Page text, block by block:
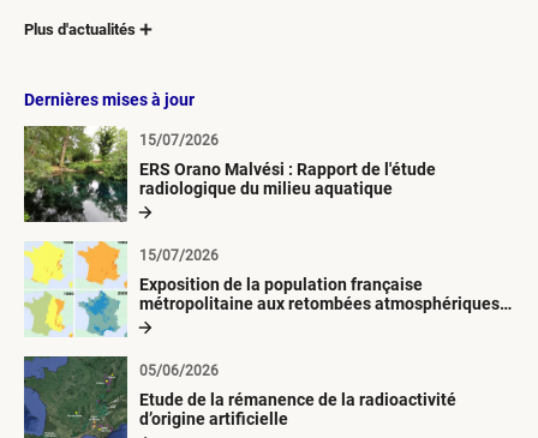
Plus d'actualités
Dernières mises à jour
ERS Orano Malvési : Rapport de l'étude
radiologique du milieu aquatique
15/07/2026
Exposition de la population française
métropolitaine aux retombées atmosphériques
radioactives depuis 1945
15/07/2026
Etude de la rémanence de la radioactivité
d’origine artificielle
05/06/2026